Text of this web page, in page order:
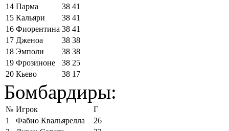
14 Парма 38 41
15 Кальяри 38 41
16 Фиорентина 38 41
17 Дженоа 38 38
18 Эмполи 38 38
19 Фрозиноне 38 25
20 Кьево 38 17
Бомбардиры:
№ Игрок
Г
1
Фабио Квальярелла
26